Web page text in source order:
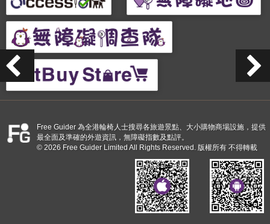
Free Guider 為全港輪椅人士搜尋各旅遊景點、大小購物商場設施，提供
最全面及準確的外遊資訊，無障礙指數及點評。
© 2026 Free Guider Limited All Rights Reserved. 版權所有 不得轉載